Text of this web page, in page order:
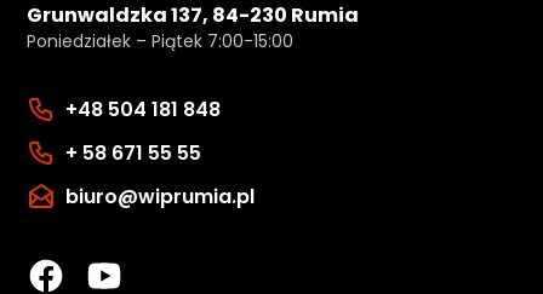
Grunwaldzka 137, 84-230 Rumia
Poniedziałek – Piątek 7:00-15:00
+48 504 181 848
+ 58 671 55 55
biuro@wiprumia.pl